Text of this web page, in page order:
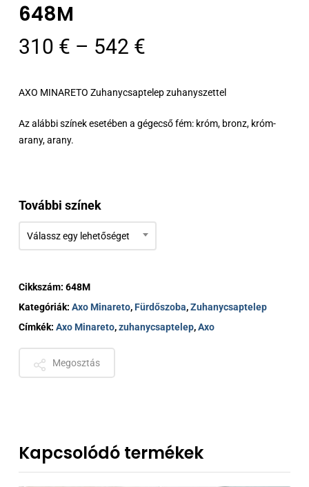
648M
310 € – 542 €Ártartomány:
-
AXO MINARETO Zuhanycsaptelep zuhanyszettel
Az alábbi színek esetében a gégecső fém: króm, bronz, króm-
arany, arany.
További színek
Válassz egy lehetőséget
Cikkszám: 648M
Kategóriák: Axo Minareto,Fürdőszoba,Zuhanycsaptelep
Címkék: Axo Minareto,zuhanycsaptelep,Axo
Megosztás
Kapcsolódó termékek